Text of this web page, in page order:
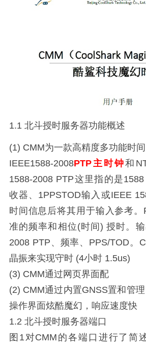
1.1 北斗授时服务器功能概述
(1) CMM为一款高精度多功能时
IEEE1588-2008PTP主时钟和
1588-2008 PTP这里指的是
收器、1PPSTOD输入或IEEE
时间信息后将其用于输入参考
准的频率和相位(时间) 授时。
2008 PTP、频率、PPS/TOD。
晶振来实现守时 (4小时 1.5us)
(3) CMM通过网页界面配
(2) CMM通过内置GNSS置和管理
操作界面炫酷魔幻，响应速度快
1.2 北斗授时服务器端口
图1对CMM的各端口进行了简